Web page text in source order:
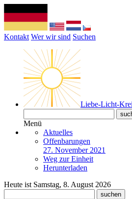
Kontakt Wer wir sind Suchen
Liebe-Licht-
Menü
Aktuelles
Offenbarungen
27. November 2021
Weg zur Einheit
Herunterladen
Heute ist Samstag, 8. August 2026